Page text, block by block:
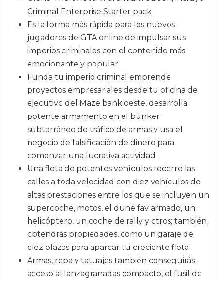
Criminal Enterprise Starter pack
Es la forma más rápida para los nuevos
jugadores de GTA online de impulsar sus
imperios criminales con el contenido más
emocionante y popular
Funda tu imperio criminal emprende
proyectos empresariales desde tu oficina de
ejecutivo del Maze bank oeste, desarrolla
potente armamento en el búnker
subterráneo de tráfico de armas y usa el
negocio de falsificación de dinero para
comenzar una lucrativa actividad
Una flota de potentes vehículos recorre las
calles a toda velocidad con diez vehículos de
altas prestaciones entre los que se incluyen un
supercoche, motos, el dune fav armado, un
helicóptero, un coche de rally y otros; también
obtendrás propiedades, como un garaje de
diez plazas para aparcar tu creciente flota
Armas, ropa y tatuajes también conseguirás
acceso al lanzagranadas compacto, el fusil de